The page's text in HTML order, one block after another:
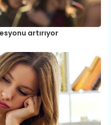
artırıyor